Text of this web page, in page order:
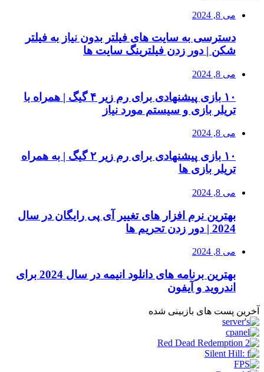
می 8, 2024
دسترسی به سایت های فیلتر بدون نیاز به فیلتر
شکن | دور زدن فیلترینگ سایت ها
می 8, 2024
۱۰ بازی پیشنهادی برای رم زیر ۴ گیگ | همراه با
تریلر بازی و سیستم مورد نیاز
می 8, 2024
۱۰ بازی پیشنهادی برای رم زیر ۲ گیگ | به همراه
تریلر بازی ها
می 8, 2024
بهترین نرم افزار های تغییر آی پی رایگان در سال
2024 | دور زدن تحریم ها
می 8, 2024
بهترین برنامه های دانلود انیمه در سال 2024 برای
اندروید و آیفون
آخرین پست های بازبینی شده